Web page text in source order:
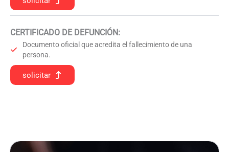
CERTIFICADO DE DEFUNCIÓN:
Documento oficial que acredita el fallecimiento de una
persona.
solicitar